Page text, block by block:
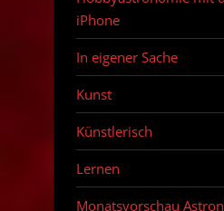
iPhone
In eigener Sache
Kunst
Künstlerisch
Lernen
Monatsvorschau